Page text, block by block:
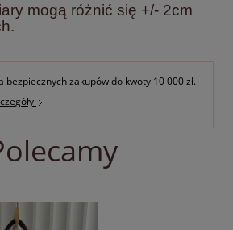
mogą różnić się +/- 2cm
bezpiecznych zakupów do kwoty 10 000 zł.